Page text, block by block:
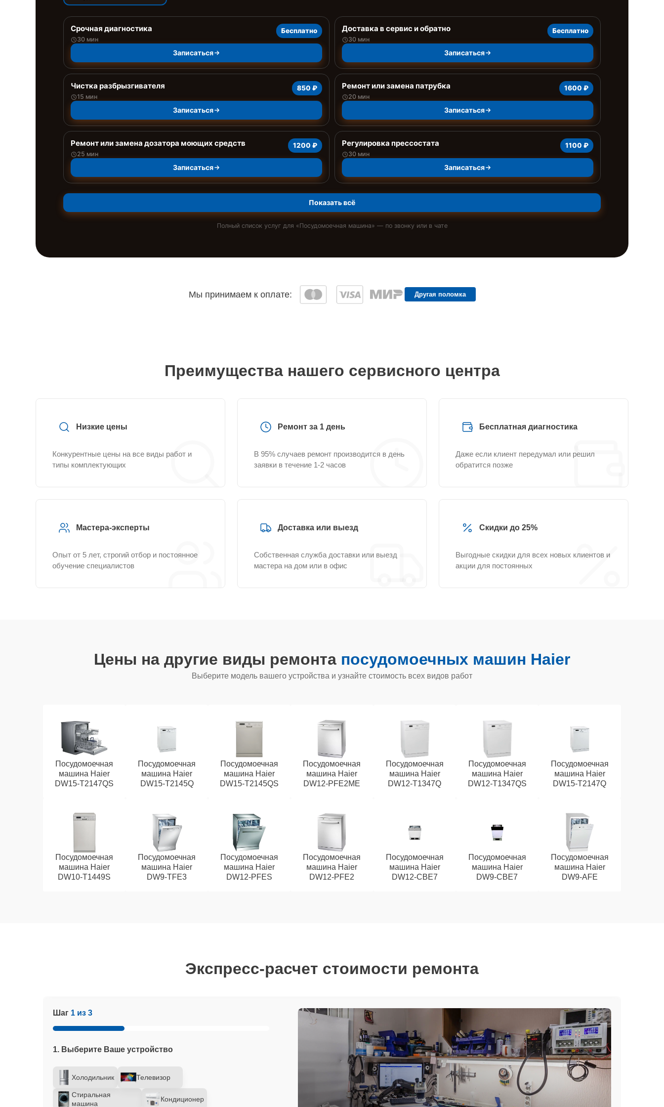
Срочная диагностика
30 мин
Бесплатно
Записаться
Доставка в сервис и обратно
30 мин
Бесплатно
Записаться
Чистка разбрызгивателя
15 мин
850 ₽
Записаться
Ремонт или замена патрубка
20 мин
1600 ₽
Записаться
Ремонт или замена дозатора моющих средств
25 мин
1200 ₽
Записаться
Регулировка прессостата
30 мин
1100 ₽
Записаться
Показать всё
Полный список услуг для «Посудомоечная машина» — по звонку или в чате
Мы принимаем к оплате: Другая поломка
Преимущества нашего сервисного центра
Низкие цены
Конкурентные цены на все виды работ и
типы комплектующих
Ремонт за 1 день
В 95% случаев ремонт производится в день
заявки в течение 1-2 часов
Бесплатная диагностика
Даже если клиент передумал или решил
обратится позже
Мастера-эксперты
Опыт от 5 лет, строгий отбор и постоянное
обучение специалистов
Доставка или выезд
Собственная служба доставки или выезд
мастера на дом или в офис
Скидки до 25%
Выгодные скидки для всех новых клиентов и
акции для постоянных
Цены на другие виды ремонта посудомоечных машин Haier
Выберите модель вашего устройства и узнайте стоимость всех видов работ
Посудомоечная
машина Haier
DW15-T2147QS
Посудомоечная
машина Haier
DW15-T2145Q
Посудомоечная
машина Haier
DW15-T2145QS
Посудомоечная
машина Haier
DW12-PFE2ME
Посудомоечная
машина Haier
DW12-T1347Q
Посудомоечная
машина Haier
DW12-T1347QS
Посудомоечная
машина Haier
DW15-T2147Q
Посудомоечная
машина Haier
DW10-T1449S
Посудомоечная
машина Haier
DW9-TFE3
Посудомоечная
машина Haier
DW12-PFES
Посудомоечная
машина Haier
DW12-PFE2
Посудомоечная
машина Haier
DW12-CBE7
Посудомоечная
машина Haier
DW9-CBE7
Посудомоечная
машина Haier
DW9-AFE
Экспресс-расчет стоимости ремонта
Шаг 1 из 3
1. Выберите Ваше устройство
Холодильник Телевизор
Стиральная
машина
Кондиционер